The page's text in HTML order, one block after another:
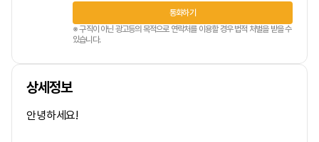
통화하기
※ 구직이 아닌 광고등의 목적으로 연락처를 이용할 경우 법적 처벌을 받을 수
있습니다.
상세정보
안녕하세요!